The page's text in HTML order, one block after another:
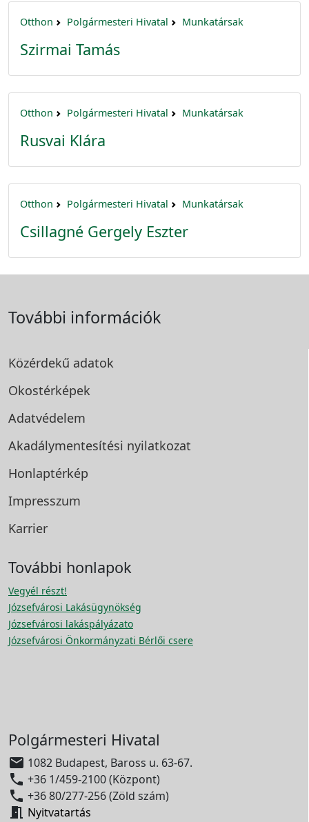
Otthon Polgármesteri Hivatal Munkatársak
Szirmai Tamás
Otthon Polgármesteri Hivatal Munkatársak
Rusvai Klára
Otthon Polgármesteri Hivatal Munkatársak
Csillagné Gergely Eszter
További információk
Közérdekű adatok
Okostérképek
Adatvédelem
Akadálymentesítési nyilatkozat
Honlaptérkép
Impresszum
Karrier
További honlapok
Vegyél részt!
Józsefvárosi Lakásügynökség
Józsefvárosi lakáspályázato
Józsefvárosi Önkormányzati Bérlői csere
Polgármesteri Hivatal
 1082 Budapest, Baross u. 63-67.
 +36 1/459-2100 (Központ)
 +36 80/277-256 (Zöld szám)
 Nyitvatartás